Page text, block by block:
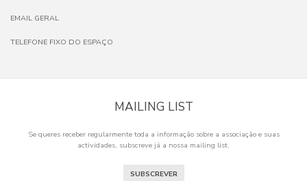
EMAIL GERAL
TELEFONE FIXO DO ESPAÇO
MAILING LIST
Se queres receber regularmente toda a informação sobre a associação e suas
actividades, subscreve já a nossa mailing list.
SUBSCREVER